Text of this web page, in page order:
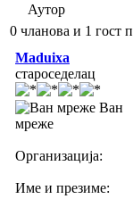
Аутор
0 чланова и 1 гост
Maduixa
староседелац
Ван
мреже
Организација:
Име и презиме: